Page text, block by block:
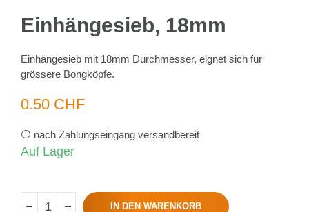
Einhängesieb, 18mm
Einhängesieb mit 18mm Durchmesser, eignet sich für
grössere Bongköpfe.
0.50 CHF
nach Zahlungseingang versandbereit
Auf Lager
IN DEN WARENKORB